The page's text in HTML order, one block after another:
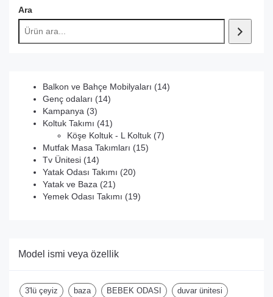
Ara
Balkon ve Bahçe Mobilyaları 1414
Genç odaları 1414
Kampanya 33
ürün
Koltuk Takımı 4141
ürün
Köşe Koltuk - L Koltuk 77
Mutfak Masa Takımları 1515
Tv Ünitesi 1414
ürün
Yatak Odası Takımı 2020
Yatak ve Baza 2121
ürün
Yemek Odası Takımı 1919
Model ismi veya özellik
3'lü çeyiz baza BEBEK ODASI duvar ünitesi